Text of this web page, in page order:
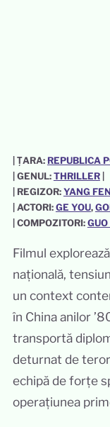
| ȚARA: REPUBLICA
| GENUL:THRILLER|
| REGIZOR:YANG
| ACTORI:GE YOU,
| COMPOZITORI:GUO
Filmul
națională,
un context
în China anilor
transportă
deturnat de
echipă de forțe
operațiunea